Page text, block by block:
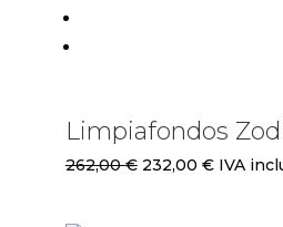
Limpiafondos
262,00€ El
232,00 €ElIVA